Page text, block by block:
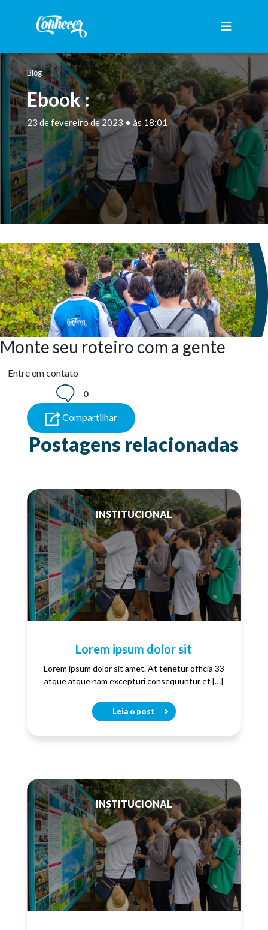
Blog
Ebook :
23 de fevereiro de 2023 • às 18:01
Monte seu roteiro com a gente
Entre em contato
0
Compartilhar
Postagens relacionadas
INSTITUCIONAL
Lorem ipsum dolor sit
Lorem ipsum dolor sit amet. At tenetur officia 33
atque atque nam excepturi consequuntur et […]
Leia o post
INSTITUCIONAL